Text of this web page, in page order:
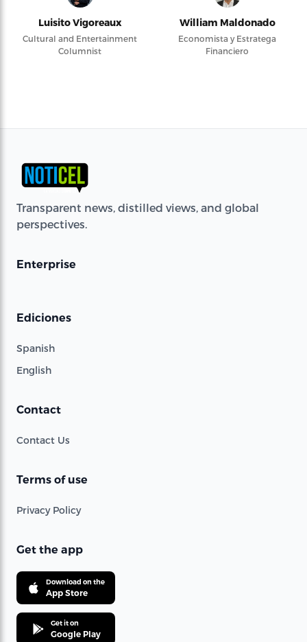
Luisito Vigoreaux
Cultural and Entertainment
Columnist
William Maldonado
Economista y Estratega
Financiero
Transparent news, distilled views, and global
perspectives.
Enterprise
Ediciones
Spanish
English
Contact
Contact Us
Terms of use
Privacy Policy
Get the app
Download on the
App Store
Get it on
Google Play